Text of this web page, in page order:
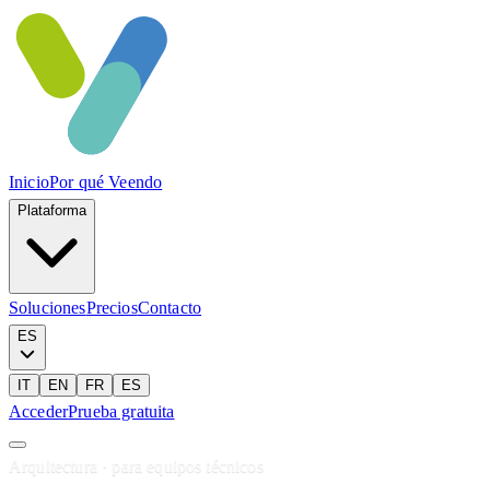
InicioPor qué Veendo
Plataforma
SolucionesPreciosContacto
ES
IT EN FR ES
AccederPrueba gratuita
Arquitectura · para equipos técnicos